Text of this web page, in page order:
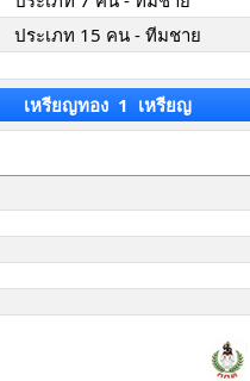
ประเภท 15 คน - ทีมชาย
เหรียญทอง 1 เหรียญ